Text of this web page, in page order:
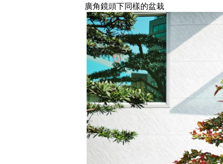
廣角鏡頭下同樣的盆栽